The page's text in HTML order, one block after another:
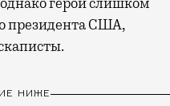
герой слишком
президента США,
НИЖЕ